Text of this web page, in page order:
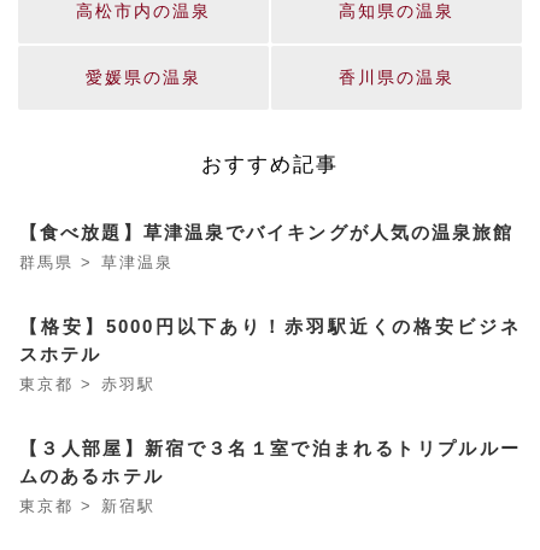
香川県の温泉
愛媛県の温泉
高知県の温泉
高松市内の温泉
おすすめ記事
【食べ放題】草津温泉でバイキングが人気の温泉旅館
群馬県 > 草津温泉
【格安】5000円以下あり！赤羽駅近くの格安ビジネ
スホテル
東京都 > 赤羽駅
【３人部屋】新宿で３名１室で泊まれるトリプルルー
ムのあるホテル
東京都 > 新宿駅